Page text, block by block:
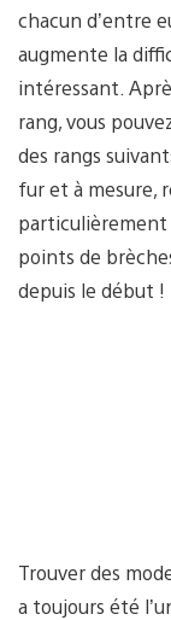
chacun d’entre
augmente la
intéressant.
rang, vous
des rangs
fur et à mesure,
particulièrement
points de
depuis le début !
Trouver des
a toujours été